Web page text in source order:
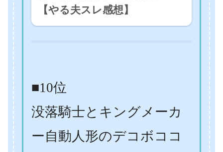
【やる夫スレ感想】
■10位
没落騎士とキングメーカ
ー自動人形のデコボココ